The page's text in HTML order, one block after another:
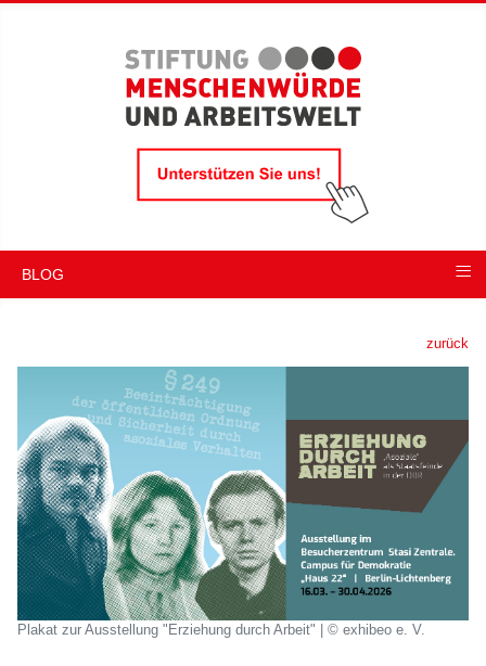
BLOG ≡
zurück
Plakat zur Ausstellung "Erziehung durch Arbeit" | © exhibeo e. V.